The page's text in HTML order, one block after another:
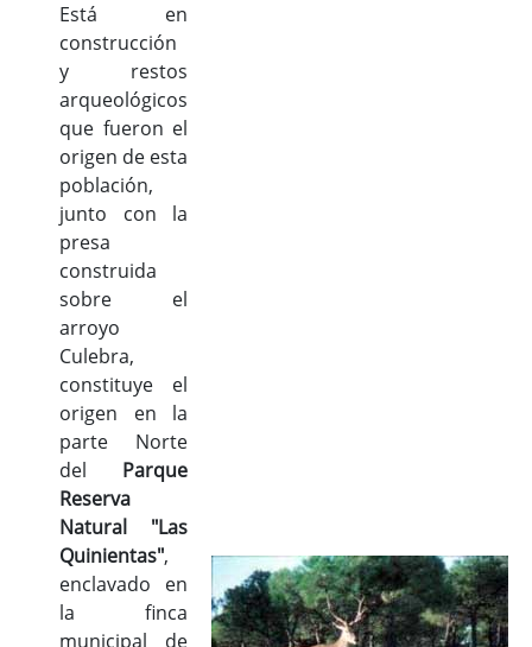
Está en
construcción
y restos
arqueológicos
que fueron el
origen de esta
población,
junto con la
presa
construida
sobre el
arroyo
Culebra,
constituye el
origen en la
parte Norte
del Parque
Reserva
Natural "Las
Quinientas",
enclavado en
la finca
municipal de